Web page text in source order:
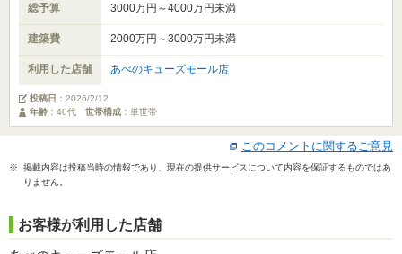
総予算 3000万円～4000万円未満
建築費 2000万円～3000万円未満
利用した店舗 あべのキューズモール店
投稿日 ： 2026/2/12
年齢 ：40代 世帯構成 ：単世帯
このコメントに関するご意見
※ 掲載内容は投稿当時の情報であり、現在の提供サービスについて内容を保証するものではあ
りません。
お客様が利用した店舗